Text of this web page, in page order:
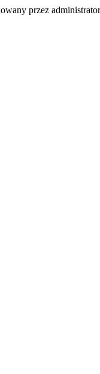
przez